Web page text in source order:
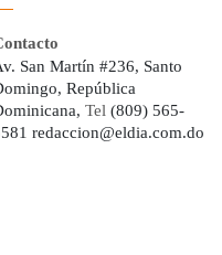
San Martín #236, Santo
República
Tel (809) 565-
redaccion@eldia.com.do